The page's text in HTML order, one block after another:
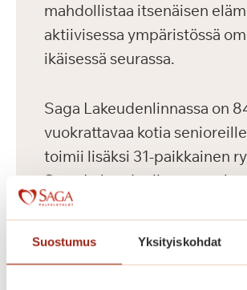
Suostumus Yksityiskohdat
mahdollistaa itsenäisen
aktiivisessa ympäristössä
ikäisessä seurassa.
Saga Lakeudenlinnassa on
vuokrattavaa kotia
toimii lisäksi 31-paikkainen
Saga Lakeudenlinnan
senioriasunnot ovat valoisia,
esteettömiä. Meillä asut